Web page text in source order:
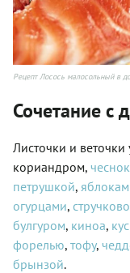
Рецепт Лосось малосольный в
Сочетание с
Листочки и
кориандром,
петрушкой,
огурцами,
булгуром, киноа,
форелью, тофу,
брынзой.